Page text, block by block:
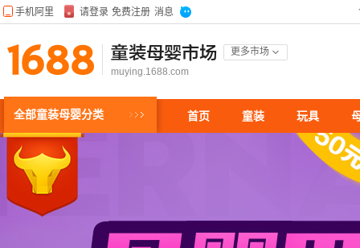
童装母婴市场
更多市场
muying.1688.com
全部童装母婴分类 首页 童装 玩具